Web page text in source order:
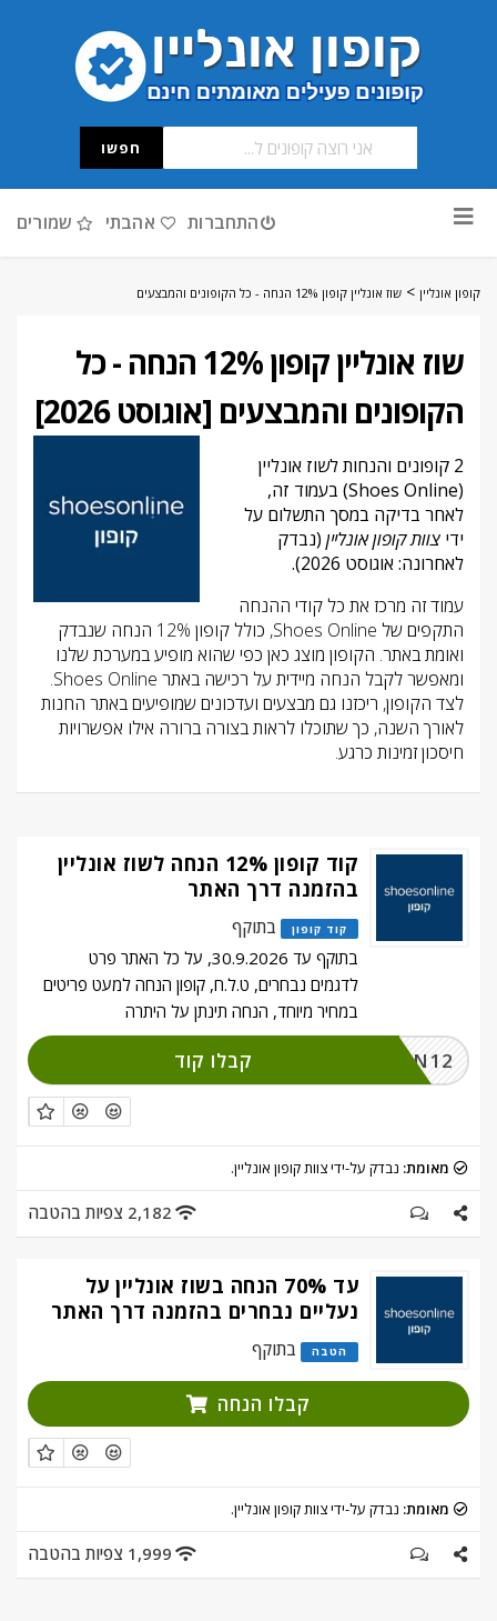
חפשו
לתוכן
שמורים אהבתי התחברות
קופון אונליין > שוז אונליין קופון 12% הנחה - כל הקופונים והמבצעים
שוז אונליין קופון 12% הנחה - כל
הקופונים והמבצעים [אוגוסט 2026]
2 קופונים והנחות לשוז אונליין
(Shoes Online) בעמוד זה,
לאחר בדיקה במסך התשלום על
ידי צוות קופון אונליין (נבדק
לאחרונה: אוגוסט 2026).
עמוד זה מרכז את כל קודי ההנחה
התקפים של Shoes Online, כולל קופון 12% הנחה שנבדק
ואומת באתר. הקופון מוצג כאן כפי שהוא מופיע במערכת שלנו
ומאפשר לקבל הנחה מיידית על רכישה באתר Shoes Online.
לצד הקופון, ריכזנו גם מבצעים ועדכונים שמופיעים באתר החנות
לאורך השנה, כך שתוכלו לראות בצורה ברורה אילו אפשרויות
חיסכון זמינות כרגע.
קוד קופון 12% הנחה לשוז אונליין
בהזמנה דרך האתר
קוד קופון
בתוקף
בתוקף עד 30.9.2026, על כל האתר פרט
לדגמים נבחרים, ט.ל.ח, קופון הנחה למעט פריטים
במחיר מיוחד, הנחה תינתן על היתרה
WIN12 קבלו קוד
מאומת: נבדק על-ידי צוות קופון אונליין.
2,182 צפיות בהטבה
עד 70% הנחה בשוז אונליין על
נעליים נבחרים בהזמנה דרך האתר
הטבה בתוקף
קבלו הנחה
מאומת: נבדק על-ידי צוות קופון אונליין.
1,999 צפיות בהטבה